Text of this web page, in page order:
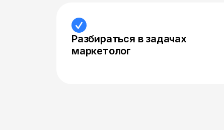
Разбираться в задачах
маркетолог